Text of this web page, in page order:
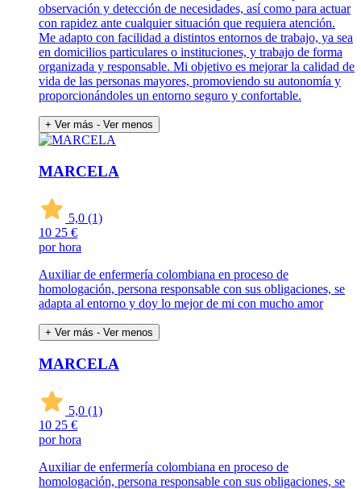
observación y detección de necesidades, así como para actuar
con rapidez ante cualquier situación que requiera atención.
Me adapto con facilidad a distintos entornos de trabajo, ya sea
en domicilios particulares o instituciones, y trabajo de forma
organizada y responsable. Mi objetivo es mejorar la calidad de
vida de las personas mayores, promoviendo su autonomía y
proporcionándoles un entorno seguro y confortable.
+ Ver más - Ver menos
MARCELA
5,0 (1)
10 25 €
por hora
Auxiliar de enfermería colombiana en proceso de
homologación, persona responsable con sus obligaciones, se
adapta al entorno y doy lo mejor de mi con mucho amor
+ Ver más - Ver menos
MARCELA
5,0 (1)
10 25 €
por hora
Auxiliar de enfermería colombiana en proceso de
homologación, persona responsable con sus obligaciones, se